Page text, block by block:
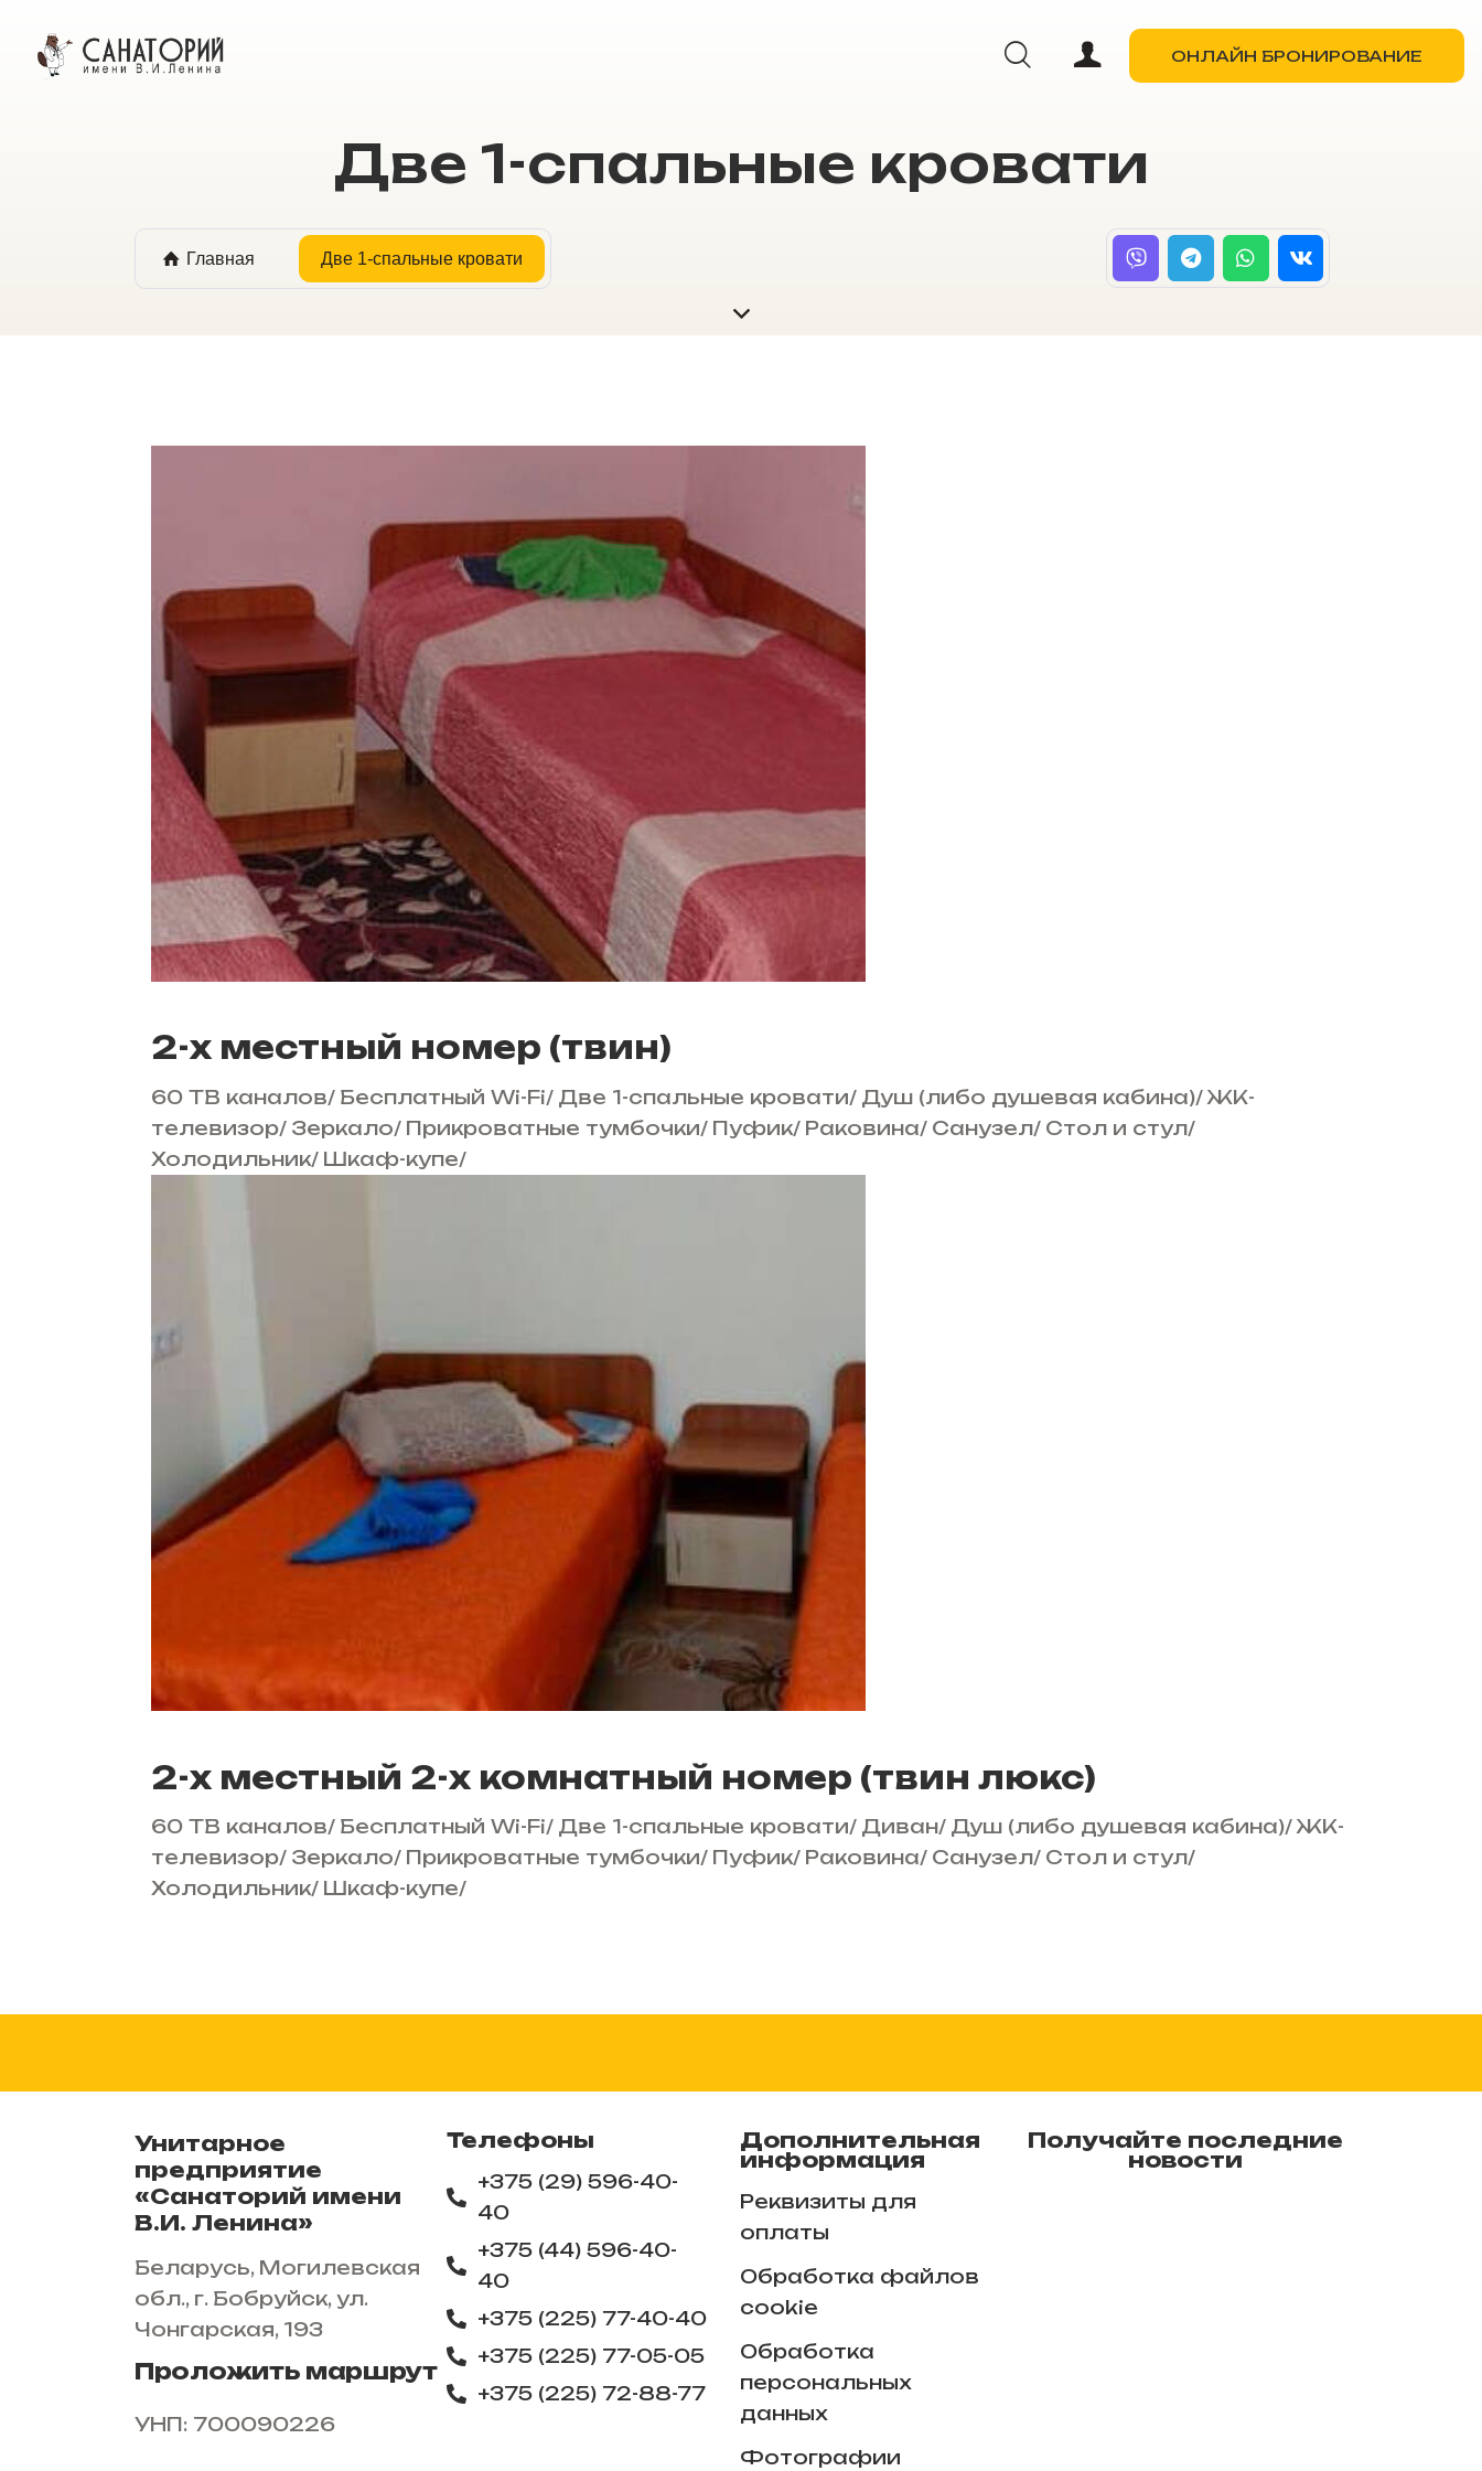
ОНЛАЙН БРОНИРОВАНИЕ
Две 1-спальные кровати
Главная Две 1-спальные кровати
2-х местный номер (твин)
60 ТВ каналов/ Бесплатный Wi-Fi/ Две 1-спальные кровати/ Душ (либо душевая кабина)/ ЖК-
телевизор/ Зеркало/ Прикроватные тумбочки/ Пуфик/ Раковина/ Санузел/ Стол и стул/
Холодильник/ Шкаф-купе/
2-х местный 2-х комнатный номер (твин люкс)
60 ТВ каналов/ Бесплатный Wi-Fi/ Две 1-спальные кровати/ Диван/ Душ (либо душевая кабина)/ ЖК-
телевизор/ Зеркало/ Прикроватные тумбочки/ Пуфик/ Раковина/ Санузел/ Стол и стул/
Холодильник/ Шкаф-купе/
Унитарное
предприятие
«Санаторий имени
В.И. Ленина»
Беларусь, Могилевская
обл., г. Бобруйск, ул.
Чонгарская, 193
Проложить маршрут
УНП: 700090226
Телефоны
+375 (29) 596-40-
40
+375 (44) 596-40-
40
+375 (225) 77-40-40
+375 (225) 77-05-05
+375 (225) ​72-88-77
Дополнительная
информация
Реквизиты для
оплаты
Обработка файлов
cookie
Обработка
персональных
данных
Фотографии
Получайте последние
новости